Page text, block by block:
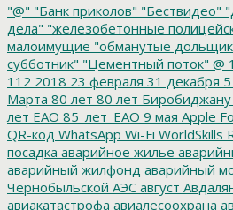
"@" "Банк приколов" "Бествидео"
дела" "железобетонные
малоимущие "обманутые
субботник" "Цементный поток" @
112 2018 23 февраля 31 декабря 5
Марта 80 лет 80 лет Биробиджану
лет ЕАО 85_лет_ЕАО 9 мая Apple
QR-код WhatsApp Wi-Fi WorldSkills
посадка аварийное жилье
аварийный жилфонд аварийный
Чернобыльской АЭС август
авиакатастрофа авиалесоохрана